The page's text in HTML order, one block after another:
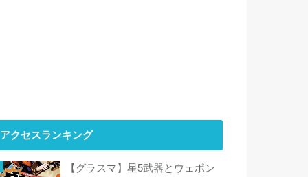
アクセスランキング
【グラスマ】星5武器とウェポン